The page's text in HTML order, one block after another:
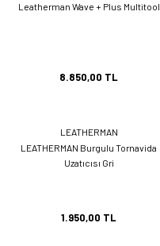
Leatherman Wave + Plus Multitool
8.850,00 TL
LEATHERMAN
LEATHERMAN Burgulu Tornavida
Uzatıcısı Gri
1.950,00 TL